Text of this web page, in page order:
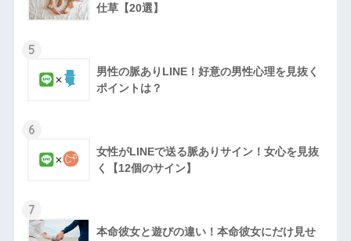
仕草【20選】
5
男性の脈ありLINE！好意の男性心理を見抜く
ポイントは？
6
女性がLINEで送る脈ありサイン！女心を見抜
く【12個のサイン】
7
本命彼女と遊びの違い！本命彼女にだけ見せ